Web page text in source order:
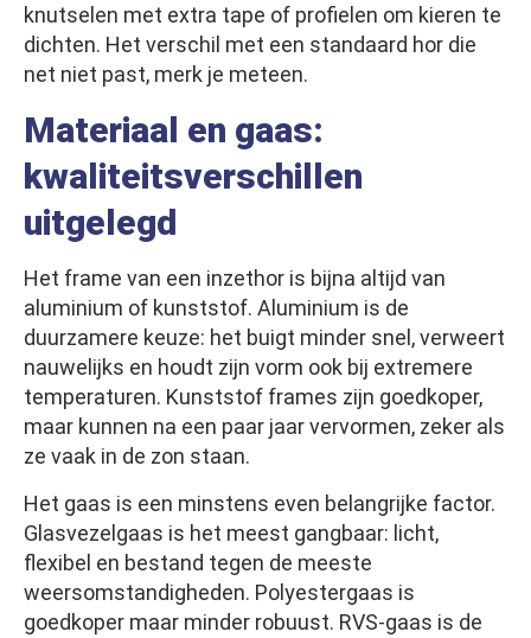
knutselen met extra tape of profielen om kieren te
dichten. Het verschil met een standaard hor die
net niet past, merk je meteen.
Materiaal en gaas:
kwaliteitsverschillen
uitgelegd
Het frame van een inzethor is bijna altijd van
aluminium of kunststof. Aluminium is de
duurzamere keuze: het buigt minder snel, verweert
nauwelijks en houdt zijn vorm ook bij extremere
temperaturen. Kunststof frames zijn goedkoper,
maar kunnen na een paar jaar vervormen, zeker als
ze vaak in de zon staan.
Het gaas is een minstens even belangrijke factor.
Glasvezelgaas is het meest gangbaar: licht,
flexibel en bestand tegen de meeste
weersomstandigheden. Polyestergaas is
goedkoper maar minder robuust. RVS-gaas is de